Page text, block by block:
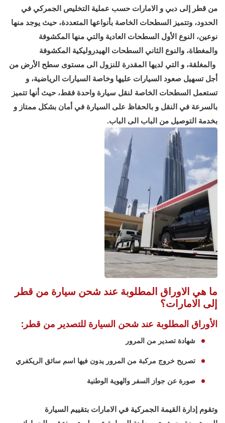
من قطر إلى دبي و الامارات حسب عملية التخليص الجمركي في
الحدود، وتتميز السطحات الخاصة بأنواعها المتعددة، حيث يوجد منها
نوعين، النوع الأول السطحات العادية والتي منها المكشوفة
والمغطاة، والنوع الثاني السطحات الهيدروليكية المكشوفة
والمغلقة، و التي لديها المقدرة للنزول الى مستوى سطح الأرض من
أجل تسهيل صعود السيارات عليها وخاصة السيارات الرياضية، و
تستعمل السطحات الخاصة لنقل سيارة واحدة فقط، حيث أنها تتميز
بالسرعة في النقل و بالحفاظ على السيارة في أمان بشكل ممتاز و
بخدمة التوصيل من الباب الى الباب.
ما هي الاوراق المطلوبة عند شحن سيارة من قطر
إلى الامارات؟
الأوراق المطلوبة عند شحن السيارة للتصدير من قطر:
شهادة تصدير من المرور
تصريح خروج مركبة من المرور يدون فيها اسم سائق الريكفري
صورة عن جواز السفر والهوية الوطنية
وتقوم إدارة القيمة الجمركية في الامارات بتقييم السيارة